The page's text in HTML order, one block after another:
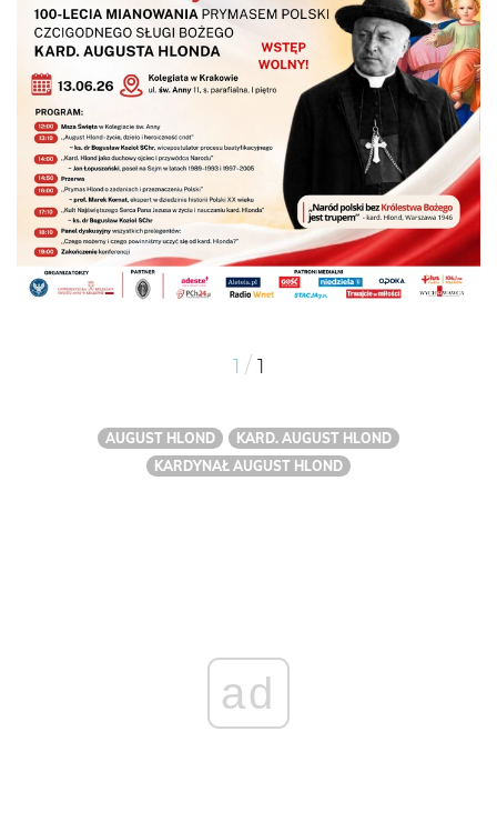
1 / 1
AUGUST HLOND
KARD. AUGUST HLOND
KARDYNAŁ AUGUST HLOND
ad